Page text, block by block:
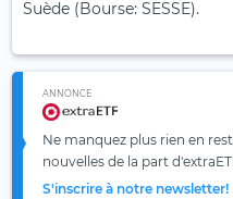
Suède (Bourse: SESSE).
ANNONCE
Ne manquez plus rien en
nouvelles de la part
S'inscrire à notre newsletter!